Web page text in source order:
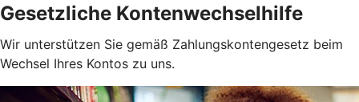
Gesetzliche Kontenwechselhilfe
Wir unterstützen Sie gemäß Zahlungskontengesetz beim
Wechsel Ihres Kontos zu uns.